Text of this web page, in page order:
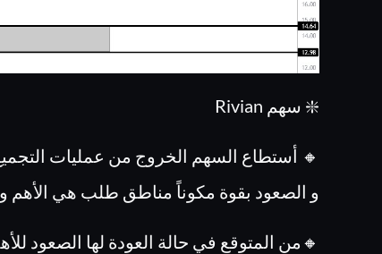
❇️ سهم Rivian
🔸 أستطاع السهم الخروج من عمليات
و الصعود بقوة مكوناً مناطق طلب هي الأهم و
🔸من المتوقع في حالة العودة لها الصعود